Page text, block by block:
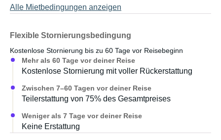
Alle Mietbedingungen anzeigen
Flexible Stornierungsbedingung
Kostenlose Stornierung bis zu 60 Tage vor Reisebeginn
Mehr als 60 Tage vor deiner Reise
Kostenlose Stornierung mit voller Rückerstattung
Zwischen 7–60 Tagen vor deiner Reise
Teilerstattung von 75% des Gesamtpreises
Weniger als 7 Tage vor deiner Reise
Keine Erstattung